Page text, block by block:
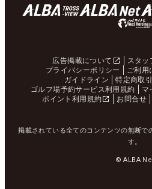
広告掲載について スタッ
プライバシーポリシー
ご利用
ガイドライン
特定商取
ゴルフ場予約サービス利用規約
マ
ポイント利用規約
お問合せ
掲載されている全てのコンテンツの無断で
す。
© ALBA